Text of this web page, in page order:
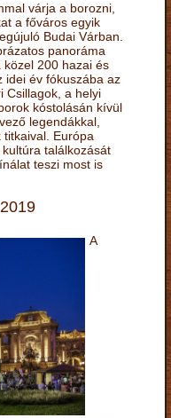
várja a borozni,
a főváros egyik
Budai Várban.
panoráma
200 hazai és
idei év fókuszába az
Csillagok, a helyi
kóstolásán kívül
legendákkal,
Európa
találkozását
teszi most is
A